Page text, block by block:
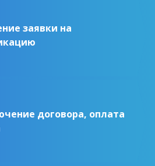
заявки на
договора, оплата